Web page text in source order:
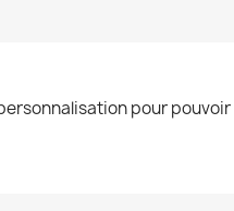
pour pouvoir